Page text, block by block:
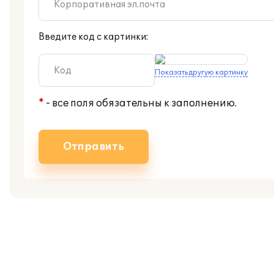
Введите код с картинки:
Показать другую картинку
* - все поля обязательны к заполнению.
Отправить